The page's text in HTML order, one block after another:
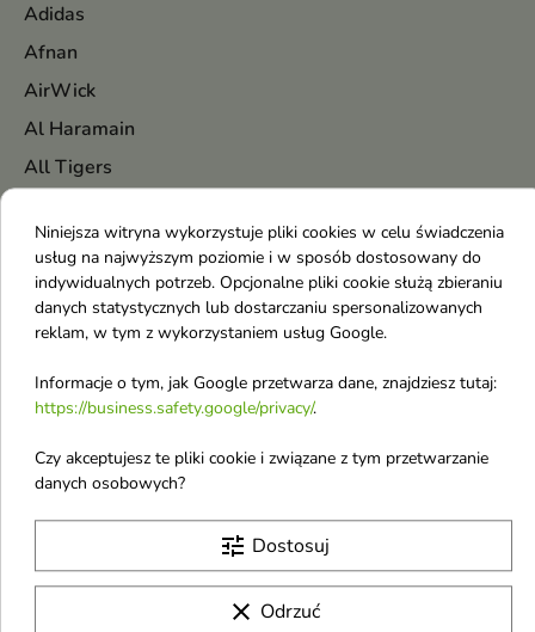
Adidas
Afnan
AirWick
Al Haramain
All Tigers
Alpecin
Angel Schlesser
Antonio Banderas
Anwen
Apis
Ardell
Niniejsza witryna wykorzystuje pliki cookies w celu świadczenia
usług na najwyższym poziomie i w sposób dostosowany do
indywidualnych potrzeb. Opcjonalne pliki cookie służą zbieraniu
danych statystycznych lub dostarczaniu spersonalizowanych
reklam, w tym z wykorzystaniem usług Google.
Informacje o tym, jak Google przetwarza dane, znajdziesz tutaj:
https://business.safety.google/privacy/.
Czy akceptujesz te pliki cookie i związane z tym przetwarzanie
danych osobowych?
tune Dostosuj
clear Odrzuć